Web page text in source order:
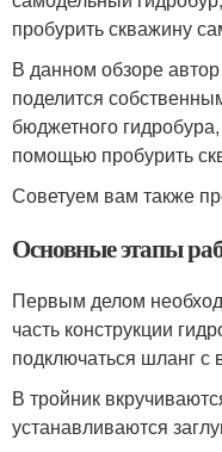
пробурить скважину
В данном обзоре
поделится
бюджетного
помощью пробурить
Советуем вам также
Основные этапы
Первым делом
часть конструкции
подключаться шланг с
В тройник
устанавливаются